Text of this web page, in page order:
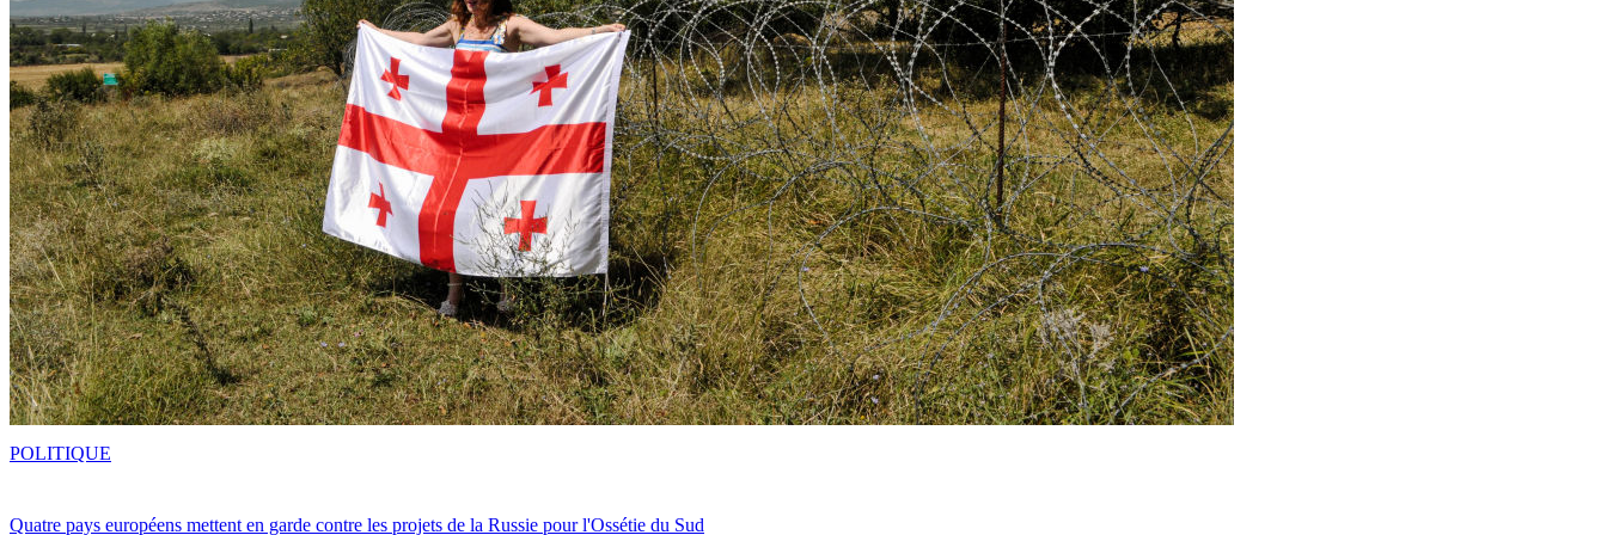
Quatre pays européens mettent en garde contre les projets de la Russie pour l'Ossétie du Sud
POLITIQUE